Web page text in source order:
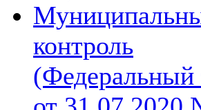
контроль
(Федеральный